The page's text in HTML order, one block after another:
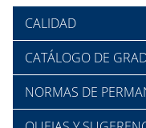
CALIDAD
CATÁLOGO DE
NORMAS DE